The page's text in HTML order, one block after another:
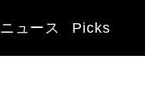
ニュース Picks